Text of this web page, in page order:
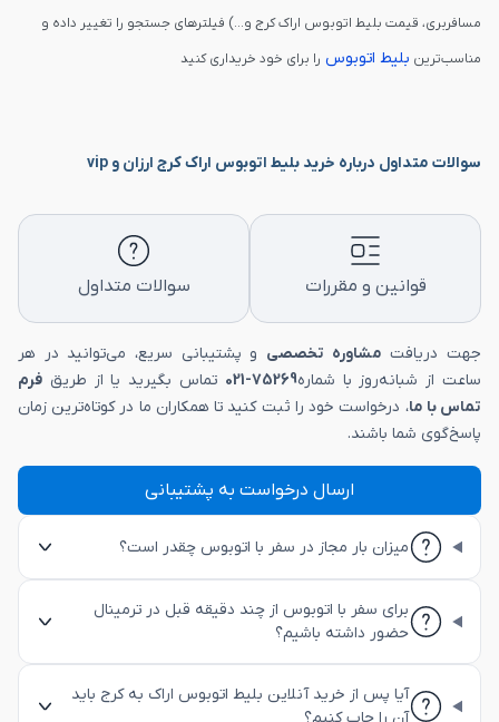
مسافربری، قیمت بلیط اتوبوس اراک کرج و...) فیلترهای جستجو را تغییر داده و
مناسب‌ترین بلیط اتوبوس را برای خود خریداری کنید
سوالات متداول درباره خرید بلیط اتوبوس اراک کرج ارزان و vip
قوانین و مقررات سوالات متداول
جهت دریافت مشاوره تخصصی و پشتیبانی سریع، می‌توانید در هر
ساعت از شبانه‌روز با شماره75269-021 تماس بگیرید یا از طریق فرم
تماس با ما، درخواست خود را ثبت کنید تا همکاران ما در کوتاه‌ترین زمان
پاسخ‌گوی شما باشند.
ارسال درخواست به پشتیبانی
میزان بار مجاز در سفر با اتوبوس چقدر است؟
برای سفر با اتوبوس از چند دقیقه قبل در ترمینال
حضور داشته باشیم؟
آیا پس از خرید آنلاین بلیط اتوبوس اراک به کرج باید